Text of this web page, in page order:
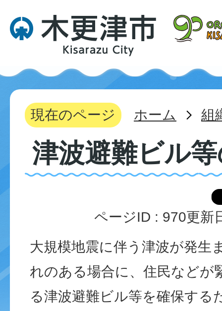
現在のページ ホーム 組
津波避難ビル
ページID : 970更新
大規模地震に伴う津波が発生
れのある場合に、住民などが
る津波避難ビル等を確保する